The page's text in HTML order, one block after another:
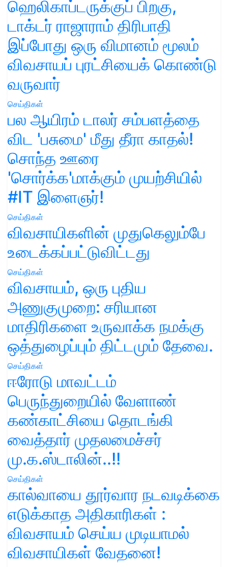
ஹெலிகாப்டருக்குப் பிறகு,
டாக்டர் ராஜாராம் திரிபாதி
இப்போது ஒரு விமானம் மூலம்
விவசாயப் புரட்சியைக் கொண்டு
வருவார்
செய்திகள்
பல ஆயிரம் டாலர் சம்பளத்தை
விட 'பசுமை' மீது தீரா காதல்!
சொந்த ஊரை
'சொர்க்க'மாக்கும் முயற்சியில்
#IT இளைஞர்!
செய்திகள்
விவசாயிகளின் முதுகெலும்பே
உடைக்கப்பட்டுவிட்டது
செய்திகள்
விவசாயம், ஒரு புதிய
அணுகுமுறை: சரியான
மாதிரிகளை உருவாக்க நமக்கு
ஒத்துழைப்பும் திட்டமும் தேவை.
செய்திகள்
ஈரோடு மாவட்டம்
பெருந்துறையில் வேளாண்
கண்காட்சியை தொடங்கி
வைத்தார் முதலமைச்சர்
மு.க.ஸ்டாலின்..!!
செய்திகள்
கால்வாயை தூர்வார நடவடிக்கை
எடுக்காத அதிகாரிகள் :
விவசாயம் செய்ய முடியாமல்
விவசாயிகள் வேதனை!